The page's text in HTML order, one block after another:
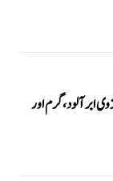
ابر آلود، گرم اور